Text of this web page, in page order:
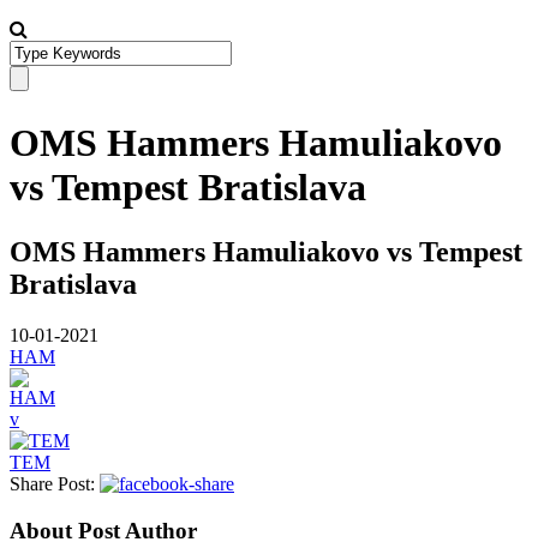
OMS Hammers Hamuliakovo
vs Tempest Bratislava
OMS Hammers Hamuliakovo vs Tempest
Bratislava
10-01-2021
HAM
v
TEM
Share Post:
About Post Author